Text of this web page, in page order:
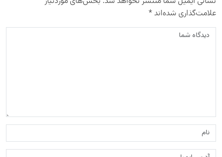
علامت‌گذاری شده‌اند*